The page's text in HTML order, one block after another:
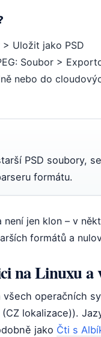
Uložit jako PSD
Soubor >
nebo do
PSD soubory,
formátu.
není jen klon – v
formátů a
na Linuxu a
operačních
lokalizace)).
jako Čti s